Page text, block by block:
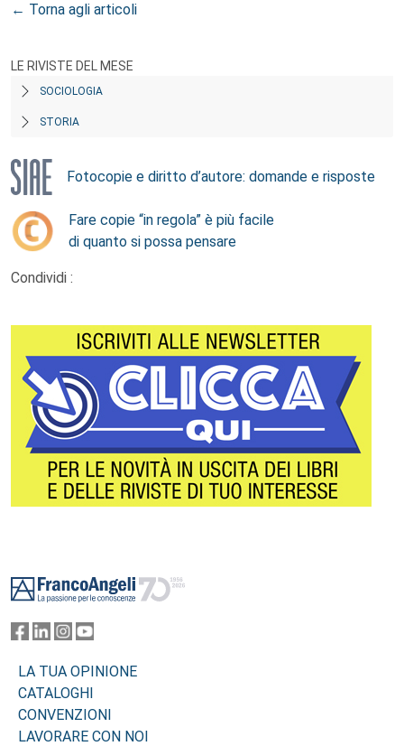
← Torna agli articoli
LE RIVISTE DEL MESE
SOCIOLOGIA
STORIA
Fotocopie e diritto d’autore: domande e risposte
Fare copie “in regola” è più facile
di quanto si possa pensare
Condividi :
LA TUA OPINIONE
CATALOGHI
CONVENZIONI
LAVORARE CON NOI